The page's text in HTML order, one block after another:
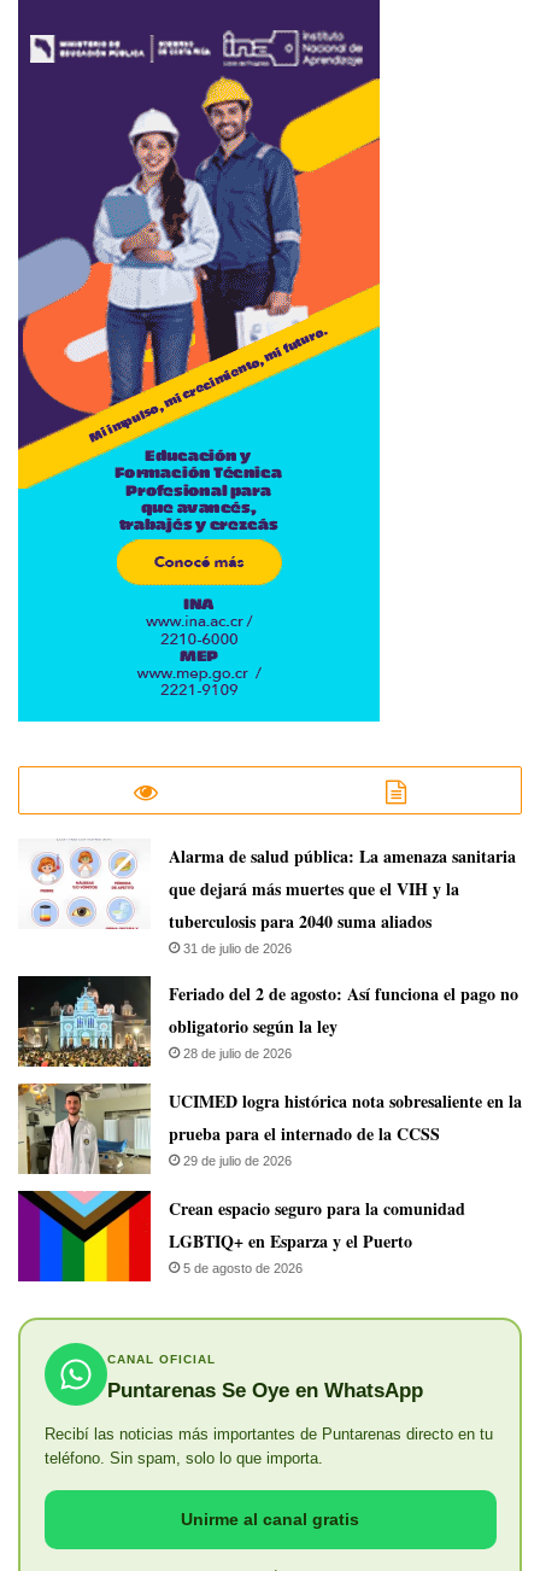
​Alarma de salud pública: La amenaza sanitaria
que dejará más muertes que el VIH y la
tuberculosis para 2040 suma aliados
31 de julio de 2026
Feriado del 2 de agosto: Así funciona el pago no
obligatorio según la ley
28 de julio de 2026
UCIMED logra histórica nota sobresaliente en la
prueba para el internado de la CCSS
29 de julio de 2026
Crean espacio seguro para la comunidad
LGBTIQ+ en Esparza y el Puerto
5 de agosto de 2026
CANAL OFICIAL
Puntarenas Se Oye en WhatsApp
Recibí las noticias más importantes de Puntarenas directo en tu
teléfono. Sin spam, solo lo que importa.
Unirme al canal gratis